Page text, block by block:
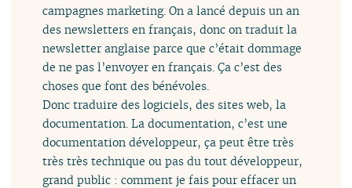
campagnes marketing. On a lancé depuis un an
des newsletters en français, donc on traduit la
newsletter anglaise parce que c’était dommage
de ne pas l’envoyer en français. Ça c’est des
choses que font des bénévoles.
Donc traduire des logiciels, des sites web, la
documentation. La documentation, c’est une
documentation développeur, ça peut être très
très très technique ou pas du tout développeur,
grand public : comment je fais pour effacer un